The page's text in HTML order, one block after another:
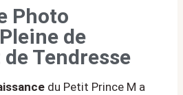
Photo
de
Tendresse
du Petit Prince M a